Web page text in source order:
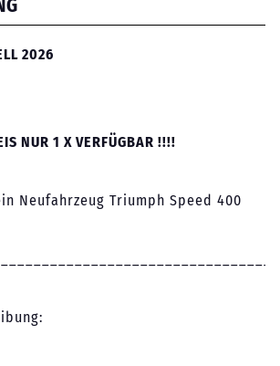
2026
NUR 1 X VERFÜGBAR !!!!
Neufahrzeug Triumph Speed 400